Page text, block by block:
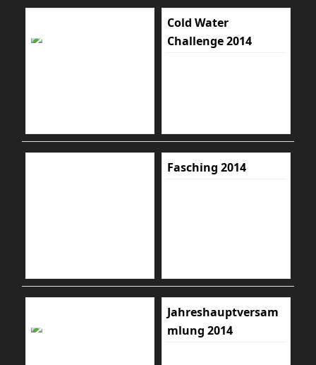
Cold Water
Challenge 2014
Fasching 2014
Jahreshauptversam
mlung 2014